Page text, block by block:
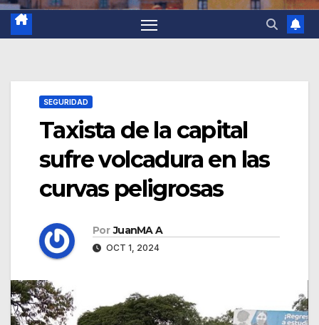
SEGURIDAD
Taxista de la capital
sufre volcadura en las
curvas peligrosas
Por JuanMA A
OCT 1, 2024